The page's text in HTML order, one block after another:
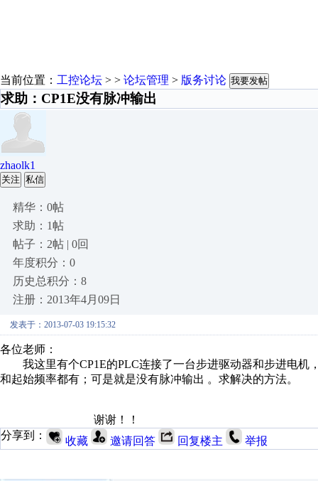
当前位置： 工控论坛 > > 论坛管理 > 版务讨论 我要发帖
求助：CP1E没有脉冲输出
zhaolk1
关注 私信
精华：0帖
求助：1帖
帖子：2帖 | 0回
年度积分：0
历史总积分：8
注册：2013年4月09日
发表于：2013-07-03 19:15:32
各位老师：
我这里有个CP1E的PLC连接了一台步进驱动器和步进电机
和起始频率都有；可是就是没有脉冲输出 。求解决的方法。
谢谢！！
分享到：
收藏 邀请回答 回复楼主 举报